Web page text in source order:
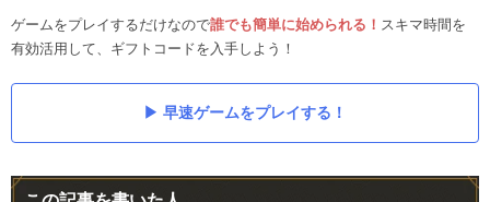
ゲームをプレイするだけなので誰でも簡単に始められる！ スキマ時間を
有効活用して、ギフトコードを入手しよう！
早速ゲームをプレイする！